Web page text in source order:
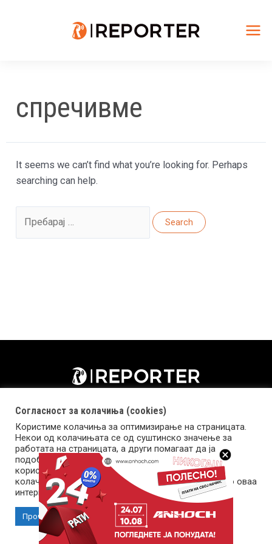
спречивме
It seems we can’t find what you’re looking for. Perhaps
searching can help.
Copyright © 2026 Reporter.mk | Member of Clip Media Group
Импресум Маркетинг Контакт Услови за користење
Согласност за колачиња (cookies)
Користиме колачиња за оптимизирање на страницата.
Некои од колачињата се од суштинско значење за
работата на страницата, а други помагаат да ја
подобриме оваа интернет страница и вашето
корисничко искуство. Напомена: задолжителните
колачиња се неопходни за користење и пристап до оваа
интернет страница.
Прочитај повеќе Прифати колачиња